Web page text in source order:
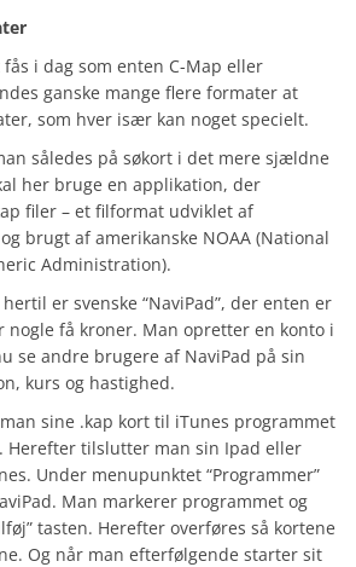
i dag som enten C-Map eller
ganske mange flere formater at
som hver især kan noget specielt.
således på søkort i det mere sjældne
her bruge en applikation, der
filer – et filformat udviklet af
brugt af amerikanske NOAA (National
Administration).
er svenske “NaviPad”, der enten er
nogle få kroner. Man opretter en konto i
se andre brugere af NaviPad på sin
kurs og hastighed.
sine .kap kort til iTunes programmet
Herefter tilslutter man sin Ipad eller
Under menupunktet “Programmer”
Man markerer programmet og
tasten. Herefter overføres så kortene
Og når man efterfølgende starter sit